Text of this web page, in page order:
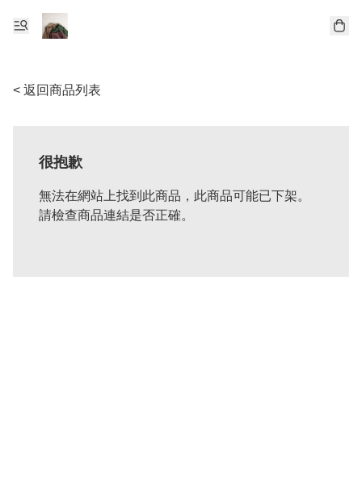
< 返回商品列表
很抱歉
無法在網站上找到此商品，此商品可能已下架。
請檢查商品連結是否正確。